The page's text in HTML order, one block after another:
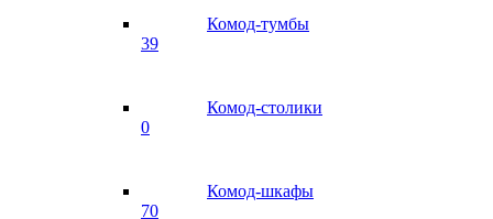
Комод-тумбы
39
Комод-столики
0
Комод-шкафы
70